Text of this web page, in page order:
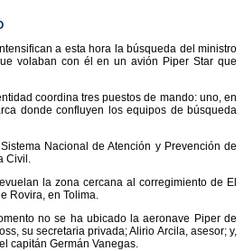
a esta hora la búsqueda del ministro
volaban con él en un avión Piper Star que
coordina tres puestos de mando: uno, en
donde confluyen los equipos de búsqueda
Nacional de Atención y Prevención de
Civil.
la zona cercana al corregimiento de El
Rovira, en Tolima.
no se ha ubicado la aeronave Piper de
su secretaria privada; Alirio Arcila, asesor; y,
capitán Germán Vanegas.